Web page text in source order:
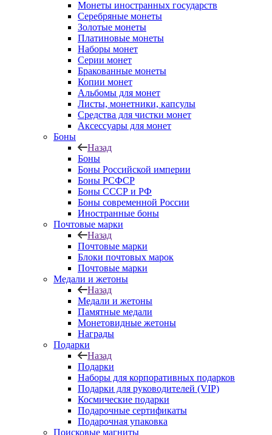
Монеты иностранных государств
Серебряные монеты
Золотые монеты
Платиновые монеты
Наборы монет
Серии монет
Бракованные монеты
Копии монет
Альбомы для монет
Листы, монетники, капсулы
Средства для чистки монет
Аксессуары для монет
Боны
Назад
Боны
Боны Российской империи
Боны РСФСР
Боны СССР и РФ
Боны современной России
Иностранные боны
Почтовые марки
Назад
Почтовые марки
Блоки почтовых марок
Почтовые марки
Медали и жетоны
Назад
Медали и жетоны
Памятные медали
Монетовидные жетоны
Награды
Подарки
Назад
Подарки
Наборы для корпоративных подарков
Подарки для руководителей (VIP)
Космические подарки
Подарочные сертификаты
Подарочная упаковка
Поисковые магниты